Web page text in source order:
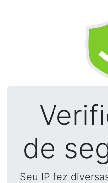
de
Seu IP fez